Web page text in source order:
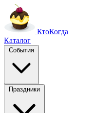
КтоКогда
Каталог
События
Праздники